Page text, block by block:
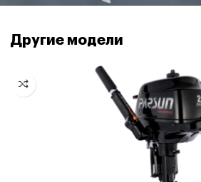
Другие модели